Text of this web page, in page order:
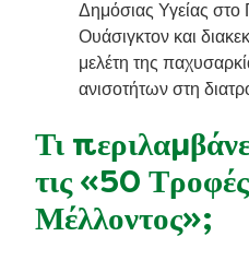
Δημόσιας Υγείας στο
Ουάσιγκτον και
μελέτη της
ανισοτήτων στη
Τι
τις «50
Μέλλοντος»;